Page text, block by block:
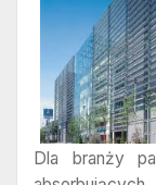
Dla branży